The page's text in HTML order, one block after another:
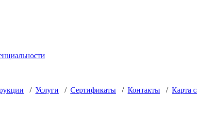
/ Услуги / Сертификаты / Контакты / Карта